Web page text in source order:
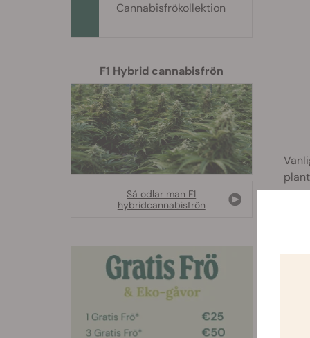
Cannabisfrökollektion
F1 Hybrid cannabisfrön
Så odlar man F1
hybridcannabisfrön